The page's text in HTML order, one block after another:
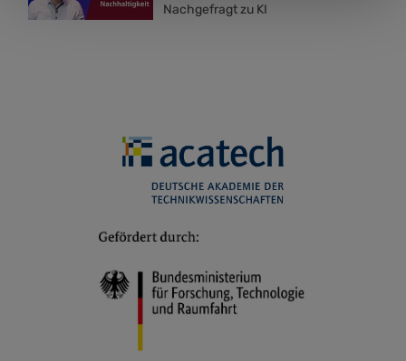
Nachgefragt zu KI
12.11.2025
Wie steht es in den Behörden
28.10.2025
Moodclip: Das war die